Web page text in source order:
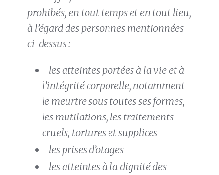
prohibés, en tout temps et en tout lieu,
à l’égard des personnes mentionnées
ci-dessus :
les atteintes portées à la vie et à
l’intégrité corporelle, notamment
le meurtre sous toutes ses formes,
les mutilations, les traitements
cruels, tortures et supplices
les prises d’otages
les atteintes à la dignité des